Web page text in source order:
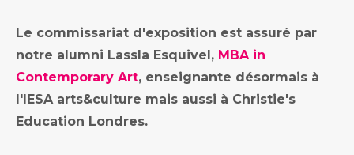
Le commissariat d'exposition est assuré par
notre alumni Lassla Esquivel, MBA in
Contemporary Art, enseignante désormais à
l'IESA arts&culture mais aussi à Christie's
Education Londres.